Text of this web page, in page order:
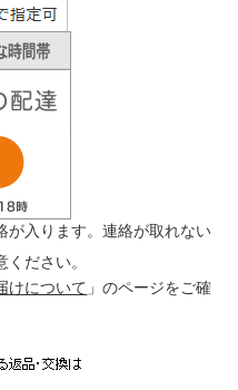
が入ります。連絡が取れない
ださい。
けについて 」のページをご確